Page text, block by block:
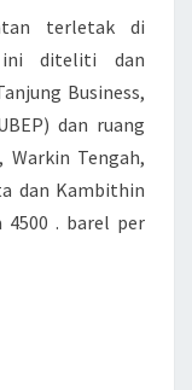
terletak di
ini diteliti dan
Business,
dan ruang
Warkin Tengah,
dan Kambithin
4500 . barel per